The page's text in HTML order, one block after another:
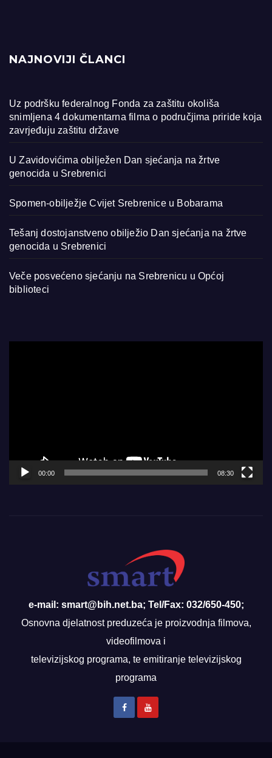
NAJNOVIJI ČLANCI
Uz podršku federalnog Fonda za zaštitu okoliša
snimljena 4 dokumentarna filma o područjima priride koja
zavrjeđuju zaštitu države
U Zavidovićima obilježen Dan sjećanja na žrtve
genocida u Srebrenici
Spomen-obilježje Cvijet Srebrenice u Bobarama
Tešanj dostojanstveno obilježio Dan sjećanja na žrtve
genocida u Srebrenici
Veče posvećeno sjećanju na Srebrenicu u Općoj
biblioteci
00:00 08:30
e-mail: smart@bih.net.ba; Tel/Fax: 032/650-450;
Osnovna djelatnost preduzeća je proizvodnja filmova,
videofilmova i
televizijskog programa, te emitiranje televizijskog
programa